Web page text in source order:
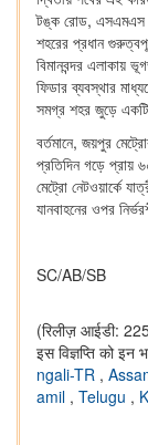
টঙ্ক রোড, এসএমএস
শহরের প্রধান
বিমানবন্দর এলাকায়
ফিডার ব্যবস্থার
সমগ্র শহর জুড়ে একটি
বর্তমানে, জয়পুর
প্রতিদিন গড়ে প্রায়
মেট্রো নেটওয়ার্কে
যানবাহনের ওপর
SC/AB/SB
(रिलीज़ आईडी:
इस विज्ञप्ति को इन
ngali-TR ,
amil , Telugu ,